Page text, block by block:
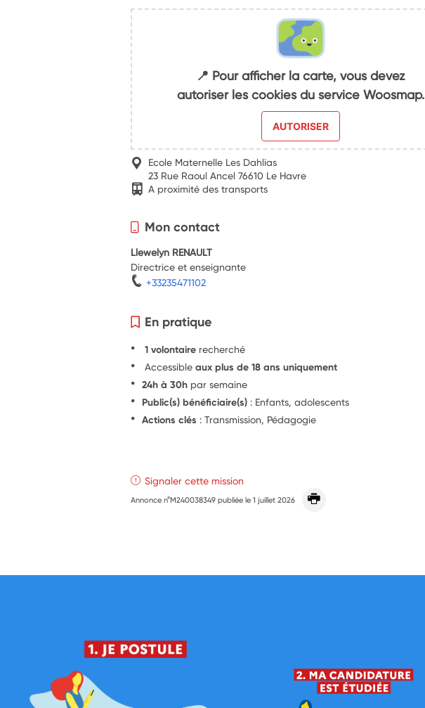
📍 Pour afficher la carte, vous devez
autoriser les cookies du service Woosmap.
AUTORISER
Ecole Maternelle Les Dahlias
23 Rue Raoul Ancel 76610 Le Havre
A proximité des transports
Mon contact
Llewelyn RENAULT
Directrice et enseignante
+33235471102
En pratique
1 volontaire recherché
Accessibleaux plus de 18 ans uniquement
24h à 30h par semaine
Public(s) bénéficiaire(s) : Enfants, adolescents
Actions clés : Transmission, Pédagogie
Signaler cette mission
Annonce n°M240038349 publiée le1 juillet 2026